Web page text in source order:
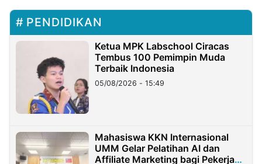
PENDIDIKAN
Ketua MPK Labschool Ciracas
Tembus 100 Pemimpin Muda
Terbaik Indonesia
05/08/2026 - 15:49
Mahasiswa KKN Internasional
UMM Gelar Pelatihan AI dan
Affiliate Marketing bagi Pekerja